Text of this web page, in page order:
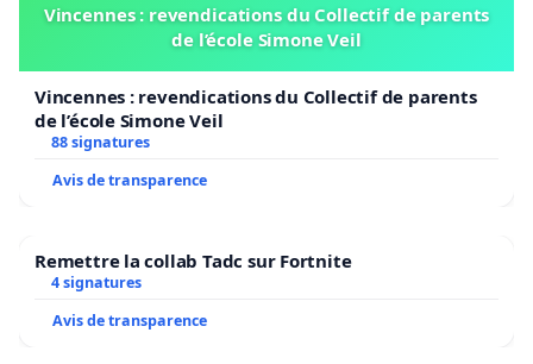
Vincennes : revendications du Collectif de parents
de l’école Simone Veil
Vincennes : revendications du Collectif de parents
de l’école Simone Veil
88 signatures
Avis de transparence
Remettre la collab Tadc sur Fortnite
4 signatures
Avis de transparence